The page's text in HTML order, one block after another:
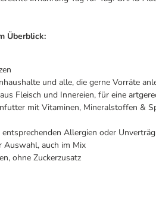
Überblick:
und alle, die gerne Vorräte
Fleisch und Innereien, für eine
mit Vitaminen, Mineralstoffen &
Allergien oder
Auswahl, auch im Mix
ohne Zuckerzusatz